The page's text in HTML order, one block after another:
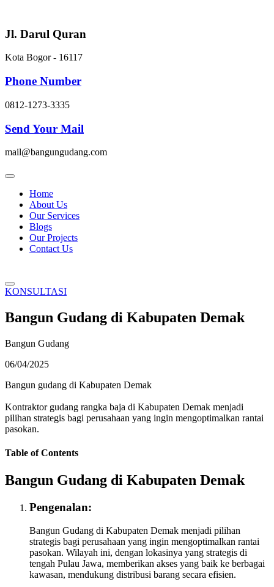
content
Jl. Darul Quran
Kota Bogor - 16117
Phone Number
0812-1273-3335
Send Your Mail
mail@bangungudang.com
Home
About Us
Our Services
Blogs
Our Projects
Contact Us
KONSULTASI
Bangun Gudang di Kabupaten Demak
Bangun Gudang
06/04/2025
Bangun gudang di Kabupaten Demak
Kontraktor gudang rangka baja di Kabupaten Demak menjadi
pilihan strategis bagi perusahaan yang ingin mengoptimalkan rantai
pasokan.
Table of Contents
Bangun Gudang di Kabupaten Demak
Pengenalan:
Bangun Gudang di Kabupaten Demak menjadi pilihan
strategis bagi perusahaan yang ingin mengoptimalkan rantai
pasokan. Wilayah ini, dengan lokasinya yang strategis di
tengah Pulau Jawa, memberikan akses yang baik ke berbagai
kawasan, mendukung distribusi barang secara efisien.